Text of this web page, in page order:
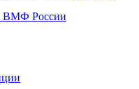
ВМФ России